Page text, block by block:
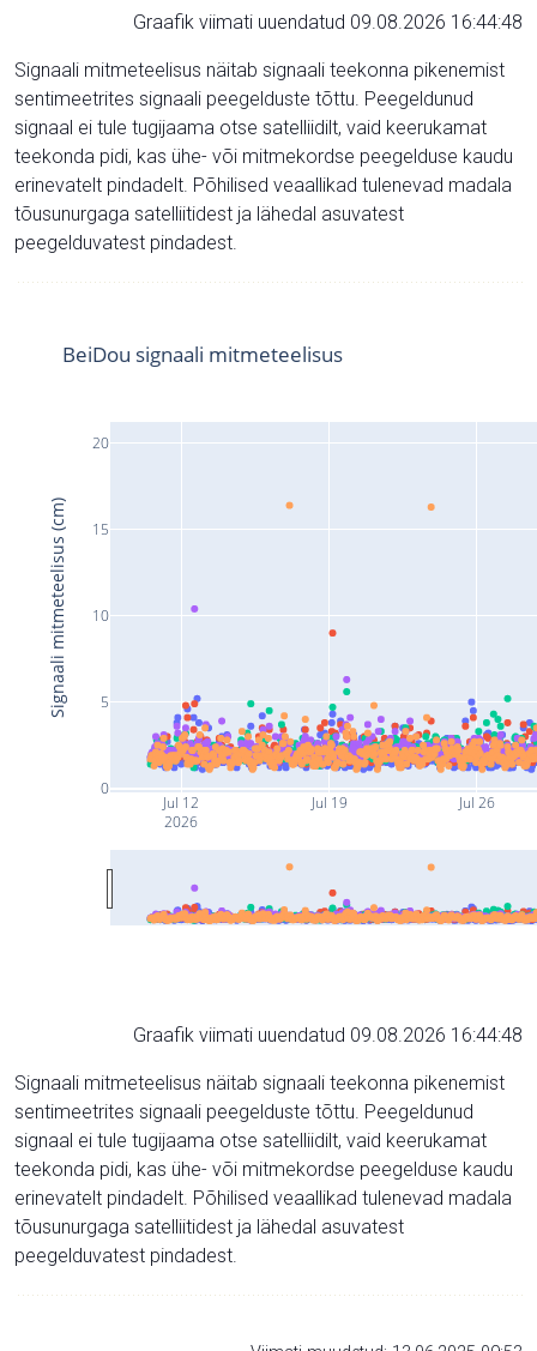
Graafik viimati uuendatud 09.08.2026 16:44:48
Signaali mitmeteelisus näitab signaali teekonna pikenemist
sentimeetrites signaali peegelduste tõttu. Peegeldunud
signaal ei tule tugijaama otse satelliidilt, vaid keerukamat
teekonda pidi, kas ühe- või mitmekordse peegelduse kaudu
erinevatelt pindadelt. Põhilised veaallikad tulenevad madala
tõusunurgaga satelliitidest ja lähedal asuvatest
peegelduvatest pindadest.
Jul 12
2026
Jul 19 Jul 26
0
5
10
15
20
BeiDou signaali mitmeteelisus
Signaali mitmeteelisus (cm)
Graafik viimati uuendatud 09.08.2026 16:44:48
Signaali mitmeteelisus näitab signaali teekonna pikenemist
sentimeetrites signaali peegelduste tõttu. Peegeldunud
signaal ei tule tugijaama otse satelliidilt, vaid keerukamat
teekonda pidi, kas ühe- või mitmekordse peegelduse kaudu
erinevatelt pindadelt. Põhilised veaallikad tulenevad madala
tõusunurgaga satelliitidest ja lähedal asuvatest
peegelduvatest pindadest.